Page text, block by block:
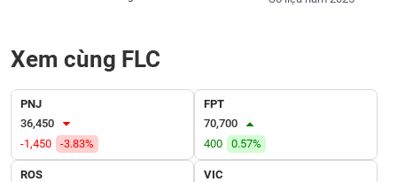
Xem cùng FLC
PNJ
36,450
-1,450
-3.83%
FPT
70,700
400
0.57%
ROS
VIC
TÀI
CHÍNH